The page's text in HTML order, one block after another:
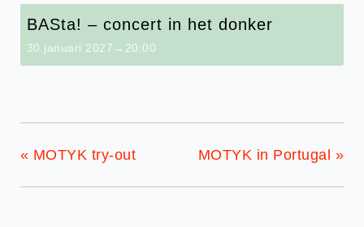
BASta! – concert in het donker
30 januari 2027→20:00
« MOTYK try-out MOTYK in Portugal »